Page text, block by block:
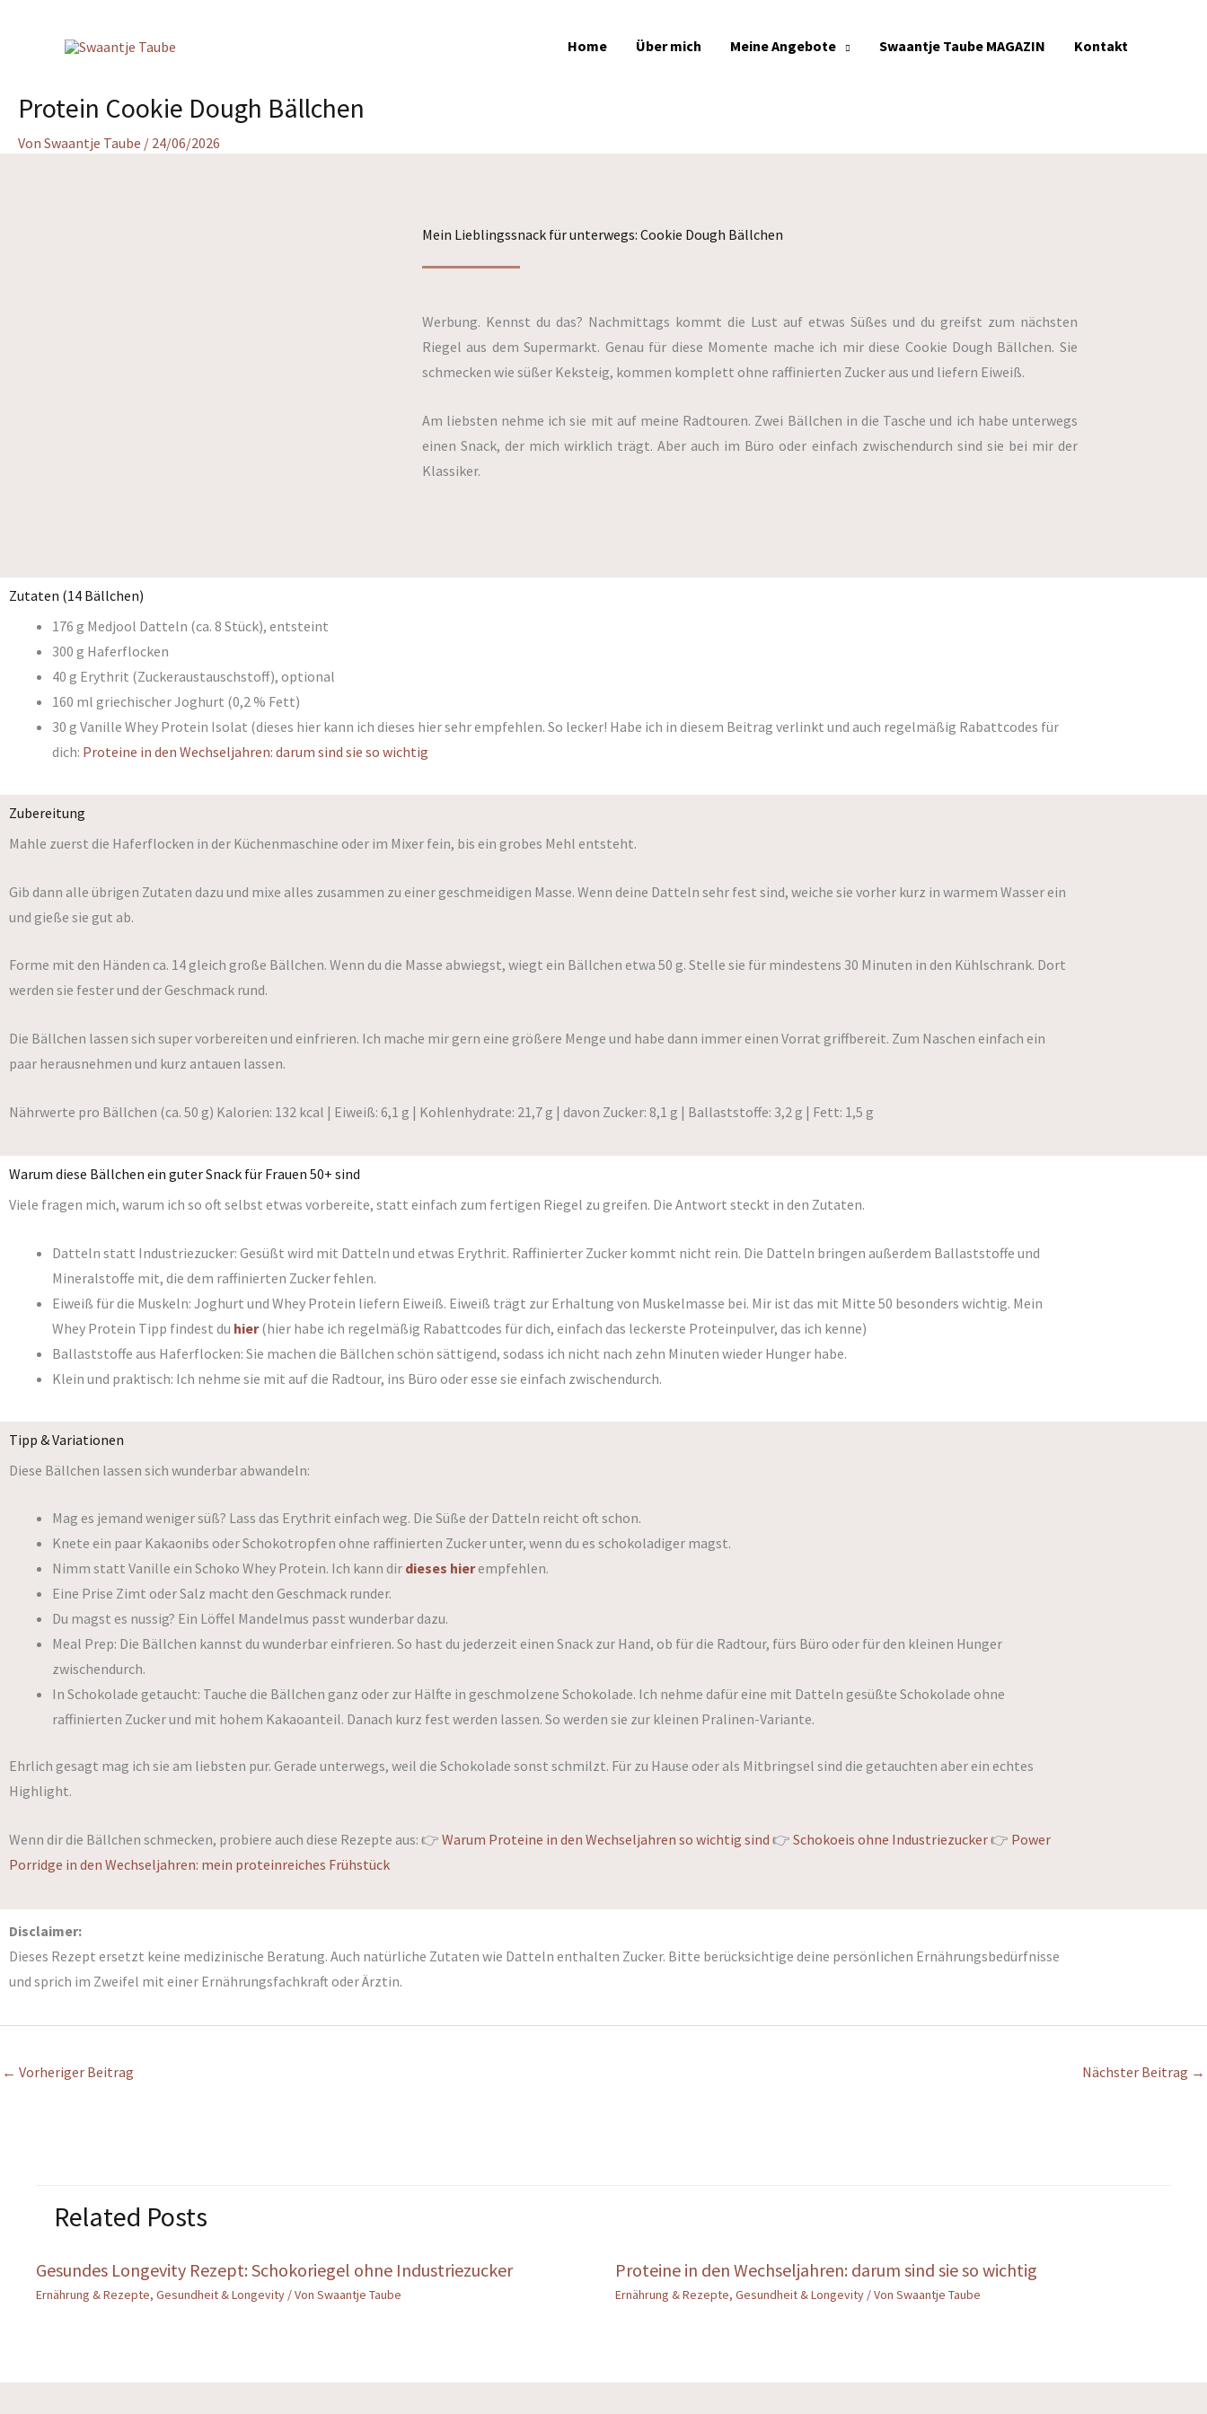
Home Über mich Meine Angebote Swaantje Taube MAGAZIN Kontakt
Protein Cookie Dough Bällchen
Von Swaantje Taube / 24/06/2026
Mein Lieblingssnack für unterwegs: Cookie Dough Bällchen
Werbung. Kennst du das? Nachmittags kommt die Lust auf etwas Süßes und du greifst zum nächsten
Riegel aus dem Supermarkt. Genau für diese Momente mache ich mir diese Cookie Dough Bällchen. Sie
schmecken wie süßer Keksteig, kommen komplett ohne raffinierten Zucker aus und liefern Eiweiß.
Am liebsten nehme ich sie mit auf meine Radtouren. Zwei Bällchen in die Tasche und ich habe unterwegs
einen Snack, der mich wirklich trägt. Aber auch im Büro oder einfach zwischendurch sind sie bei mir der
Klassiker.
Zutaten (14 Bällchen)
176 g Medjool Datteln (ca. 8 Stück), entsteint
300 g Haferflocken
40 g Erythrit (Zuckeraustauschstoff), optional
160 ml griechischer Joghurt (0,2 % Fett)
30 g Vanille Whey Protein Isolat (dieses hier kann ich dieses hier sehr empfehlen. So lecker! Habe ich in diesem Beitrag verlinkt und auch regelmäßig Rabattcodes für
dich: Proteine in den Wechseljahren: darum sind sie so wichtig
Zubereitung
Mahle zuerst die Haferflocken in der Küchenmaschine oder im Mixer fein, bis ein grobes Mehl entsteht.
Gib dann alle übrigen Zutaten dazu und mixe alles zusammen zu einer geschmeidigen Masse. Wenn deine Datteln sehr fest sind, weiche sie vorher kurz in warmem Wasser ein
und gieße sie gut ab.
Forme mit den Händen ca. 14 gleich große Bällchen. Wenn du die Masse abwiegst, wiegt ein Bällchen etwa 50 g. Stelle sie für mindestens 30 Minuten in den Kühlschrank. Dort
werden sie fester und der Geschmack rund.
Die Bällchen lassen sich super vorbereiten und einfrieren. Ich mache mir gern eine größere Menge und habe dann immer einen Vorrat griffbereit. Zum Naschen einfach ein
paar herausnehmen und kurz antauen lassen.
Nährwerte pro Bällchen (ca. 50 g) Kalorien: 132 kcal | Eiweiß: 6,1 g | Kohlenhydrate: 21,7 g | davon Zucker: 8,1 g | Ballaststoffe: 3,2 g | Fett: 1,5 g
Warum diese Bällchen ein guter Snack für Frauen 50+ sind
Viele fragen mich, warum ich so oft selbst etwas vorbereite, statt einfach zum fertigen Riegel zu greifen. Die Antwort steckt in den Zutaten.
Datteln statt Industriezucker: Gesüßt wird mit Datteln und etwas Erythrit. Raffinierter Zucker kommt nicht rein. Die Datteln bringen außerdem Ballaststoffe und
Mineralstoffe mit, die dem raffinierten Zucker fehlen.
Eiweiß für die Muskeln: Joghurt und Whey Protein liefern Eiweiß. Eiweiß trägt zur Erhaltung von Muskelmasse bei. Mir ist das mit Mitte 50 besonders wichtig. Mein
Whey Protein Tipp findest du hier(hier habe ich regelmäßig Rabattcodes für dich, einfach das leckerste Proteinpulver, das ich kenne)
Ballaststoffe aus Haferflocken: Sie machen die Bällchen schön sättigend, sodass ich nicht nach zehn Minuten wieder Hunger habe.
Klein und praktisch: Ich nehme sie mit auf die Radtour, ins Büro oder esse sie einfach zwischendurch.
Tipp & Variationen
Diese Bällchen lassen sich wunderbar abwandeln:
Mag es jemand weniger süß? Lass das Erythrit einfach weg. Die Süße der Datteln reicht oft schon.
Knete ein paar Kakaonibs oder Schokotropfen ohne raffinierten Zucker unter, wenn du es schokoladiger magst.
Nimm statt Vanille ein Schoko Whey Protein. Ich kann dir dieses hierempfehlen.
Eine Prise Zimt oder Salz macht den Geschmack runder.
Du magst es nussig? Ein Löffel Mandelmus passt wunderbar dazu.
Meal Prep: Die Bällchen kannst du wunderbar einfrieren. So hast du jederzeit einen Snack zur Hand, ob für die Radtour, fürs Büro oder für den kleinen Hunger
zwischendurch.
In Schokolade getaucht: Tauche die Bällchen ganz oder zur Hälfte in geschmolzene Schokolade. Ich nehme dafür eine mit Datteln gesüßte Schokolade ohne
raffinierten Zucker und mit hohem Kakaoanteil. Danach kurz fest werden lassen. So werden sie zur kleinen Pralinen-Variante.
Ehrlich gesagt mag ich sie am liebsten pur. Gerade unterwegs, weil die Schokolade sonst schmilzt. Für zu Hause oder als Mitbringsel sind die getauchten aber ein echtes
Highlight.
Wenn dir die Bällchen schmecken, probiere auch diese Rezepte aus: 👉 Warum Proteine in den Wechseljahren so wichtig sind 👉 Schokoeis ohne Industriezucker👉 Power
Porridge in den Wechseljahren: mein proteinreiches Frühstück
Disclaimer:
Dieses Rezept ersetzt keine medizinische Beratung. Auch natürliche Zutaten wie Datteln enthalten Zucker. Bitte berücksichtige deine persönlichen Ernährungsbedürfnisse
und sprich im Zweifel mit einer Ernährungsfachkraft oder Ärztin.
← Vorheriger Beitrag Nächster Beitrag →
Related Posts
Gesundes Longevity Rezept: Schokoriegel ohne Industriezucker
Ernährung & Rezepte, Gesundheit & Longevity / Von Swaantje Taube
Proteine in den Wechseljahren: darum sind sie so wichtig
Ernährung & Rezepte, Gesundheit & Longevity/ Von Swaantje Taube